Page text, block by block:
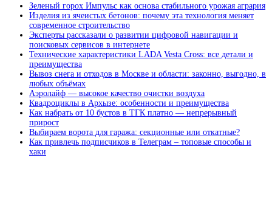
Зеленый горох Импульс как основа стабильного урожая агрария
Изделия из ячеистых бетонов: почему эта технология меняет
современное строительство
Эксперты рассказали о развитии цифровой навигации и
поисковых сервисов в интернете
Технические характеристики LADA Vesta Cross: все детали и
преимущества
Вывоз снега и отходов в Москве и области: законно, выгодно, в
любых объёмах
Аэролайф — высокое качество очистки воздуха
Квадроциклы в Архызе: особенности и преимущества
Как набрать от 10 бустов в ТГК платно — непрерывный
прирост
Выбираем ворота для гаража: секционные или откатные?
Как привлечь подписчиков в Телеграм – топовые способы и
хаки